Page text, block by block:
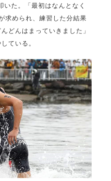
た。「最初はなんとなく
求められ、練習した分結果
どんはまっていきました」
ている。